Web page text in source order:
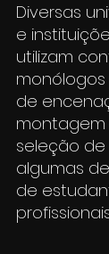
Diversas
e
utilizam
de
seleção de
algumas
de